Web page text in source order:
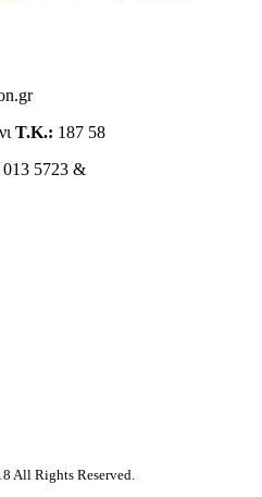
Τ.Κ.: 187 58
013 5723 &
All Rights Reserved.